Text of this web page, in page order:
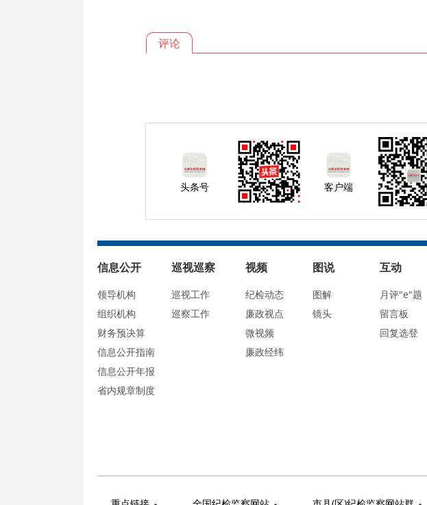
评论
头条号 客户端
信息公开
领导机构
组织机构
财务预决算
信息公开指南
信息公开年报
省内规章制度
巡视巡察
巡视工作
巡察工作
视频
纪检动态
廉政视点
微视频
廉政经纬
图说
图解
镜头
互动
月评"e"题
留言板
回复选登